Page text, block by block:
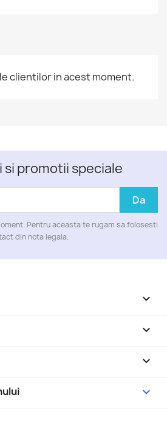
clientilor in acest moment.
promotii speciale
Pentru aceasta te rugam sa folosesti
din nota legala.



keyboard_arrow_down